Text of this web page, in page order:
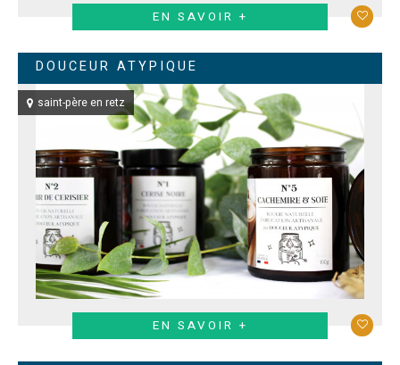
EN SAVOIR +
DOUCEUR ATYPIQUE
saint-père en retz
EN SAVOIR +